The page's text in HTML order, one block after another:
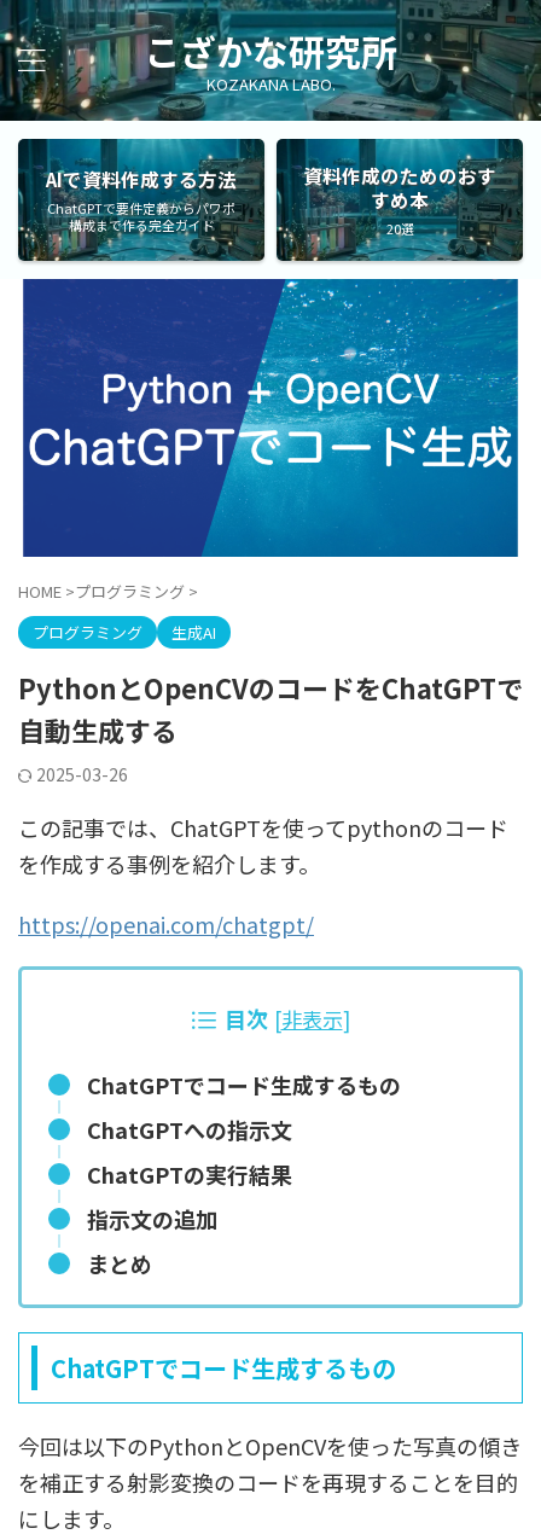
こざかな研究所
KOZAKANA LABO.
AIで資料作成する方法
ChatGPTで要件定義からパワポ
構成まで作る完全ガイド
資料作成のためのおす
すめ本
20選
HOME >プログラミング >
プログラミング
生成AI
PythonとOpenCVのコードをChatGPTで
自動生成する
2025-03-26
この記事では、ChatGPTを使ってpythonのコード
を作成する事例を紹介します。
https://openai.com/chatgpt/
目次 [非表示]
ChatGPTでコード生成するもの
ChatGPTへの指示文
ChatGPTの実行結果
指示文の追加
まとめ
ChatGPTでコード生成するもの
今回は以下のPythonとOpenCVを使った写真の傾き
を補正する射影変換のコードを再現することを目的
にします。